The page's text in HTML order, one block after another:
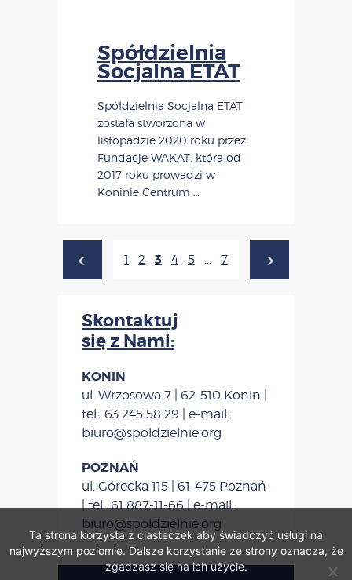
Spółdzielnia
Socjalna ETAT
Spółdzielnia Socjalna ETAT
została stworzona w
listopadzie 2020 roku przez
Fundacje WAKAT, która od
2017 roku prowadzi w
Koninie Centrum …
1 2 3 4 5 7
Skontaktuj
się z Nami:
KONIN
ul. Wrzosowa 7 | 62-510 Konin |
tel.: 63 245 58 29 | e-mail:
biuro@spoldzielnie.org
POZNAŃ
ul. Górecka 115 | 61-475 Poznań
| tel.: 61 887-11-66 | e-mail:
biuro@spoldzielnie.org
Ta strona korzysta z ciasteczek aby świadczyć usługi na
najwyższym poziomie. Dalsze korzystanie ze strony oznacza, że
zgadzasz się na ich użycie.